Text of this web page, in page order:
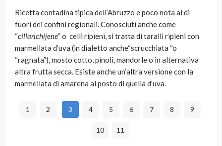
Ricetta contadina tipica dell’Abruzzo e poco nota al di
fuori dei confini regionali. Conosciuti anche come
“cillarichijene” o celli ripieni, si tratta di taralli ripieni con
marmellata d’uva (in dialetto anche“scrucchiata “o
“ragnata”), mosto cotto, pinoli, mandorle o in alternativa
altra frutta secca. Esiste anche un’altra versione con la
marmellata di amarena al posto di quella d’uva.
1 2 3 4 5 6 7 8 9
10 11